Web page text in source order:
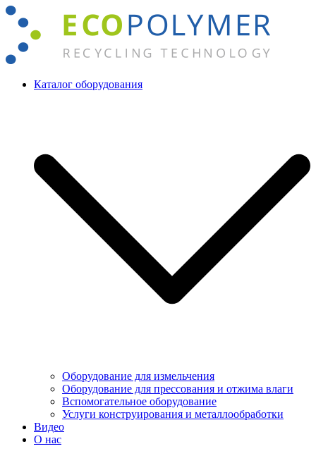
Перейти
содержимому
Каталог оборудования
Оборудование для измельчения
Оборудование для прессования и отжима влаги
Вспомогательное оборудование
Услуги конструирования и металлообработки
Видео
О нас